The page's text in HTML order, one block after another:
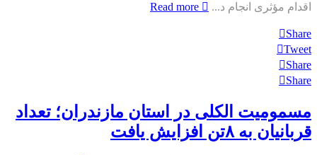
اقدام مؤثری انجام د...
Read more
Share
Tweet
Share
Share
مسمومیت الکلی در استان مازندران؛ تعداد
قربانیان به ۸تن افزایش یافت